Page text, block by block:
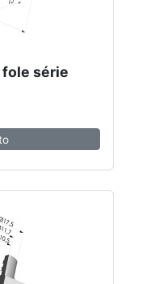
fole série